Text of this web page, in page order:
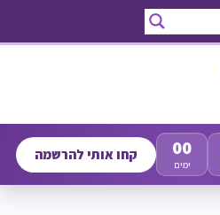
00
ימים
קחו אותי להרשמה